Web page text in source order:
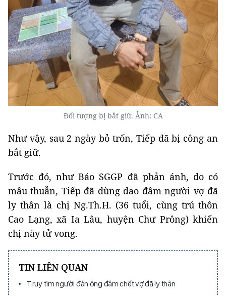
Đối tượng bị bắt giữ. Ảnh: CA
Như vậy, sau 2 ngày bỏ trốn, Tiếp đã bị công an
bắt giữ.
Trước đó, như Báo SGGP đã phản ánh, do có
mâu thuẫn, Tiếp đã dùng dao đâm người vợ đã
ly thân là chị Ng.Th.H. (36 tuổi, cùng trú thôn
Cao Lạng, xã Ia Lâu, huyện Chư Prông) khiến
chị này tử vong.
TIN LIÊN QUAN
Truy tìm người đàn ông đâm chết vợ đã ly thân